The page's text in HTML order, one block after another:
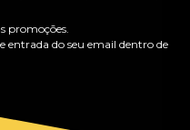
promoções.
entrada do seu email dentro de